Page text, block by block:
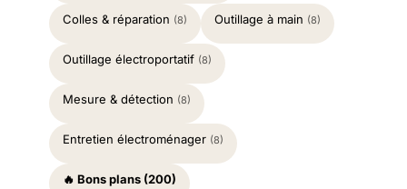
Colles & réparation (8) Outillage à main (8)
Outillage électroportatif (8)
Mesure & détection (8)
Entretien électroménager (8)
🔥 Bons plans (200)